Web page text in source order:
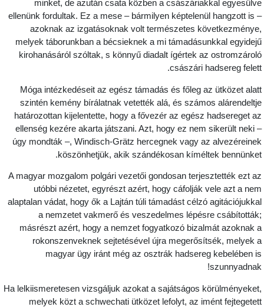
minket, de azután csata közben a császáriakkal
ellenünk fordultak. Ez a mese – bármilyen képtelenül hangzott is
azoknak az izgatásoknak volt természetes
melyek táborunkban a bécsieknek a mi támadásunkkal
kirohanásáról szóltak, s könnyű diadalt ígértek az
császári hadsereg
Móga intézkedéseit az egész támadás és főleg az ütközet
szintén kemény bírálatnak vetették alá, és számos
határozottan kijelentette, hogy a fővezér az egész hadsereget
ellenség kezére akarta játszani. Azt, hogy ez nem sikerült neki
úgy mondták –, Windisch-Grätz hercegnek vagy az
köszönhetjük, akik szándékosan kíméltek
A magyar mozgalom polgári vezetői gondosan terjesztették ezt
utóbbi nézetet, egyrészt azért, hogy cáfolják vele azt a
alaptalan vádat, hogy ők a Lajtán túli támadást célzó
a nemzetet vakmerő és veszedelmes lépésre
másrészt azért, hogy a nemzet fogyatkozó bizalmát azoknak
rokonszenveknek sejtetésével újra megerősítsék, melyek
magyar ügy iránt még az osztrák hadsereg kebelében
Ha lelkiismeretesen vizsgáljuk azokat a sajátságos
melyek közt a schwechati ütközet lefolyt, az imént